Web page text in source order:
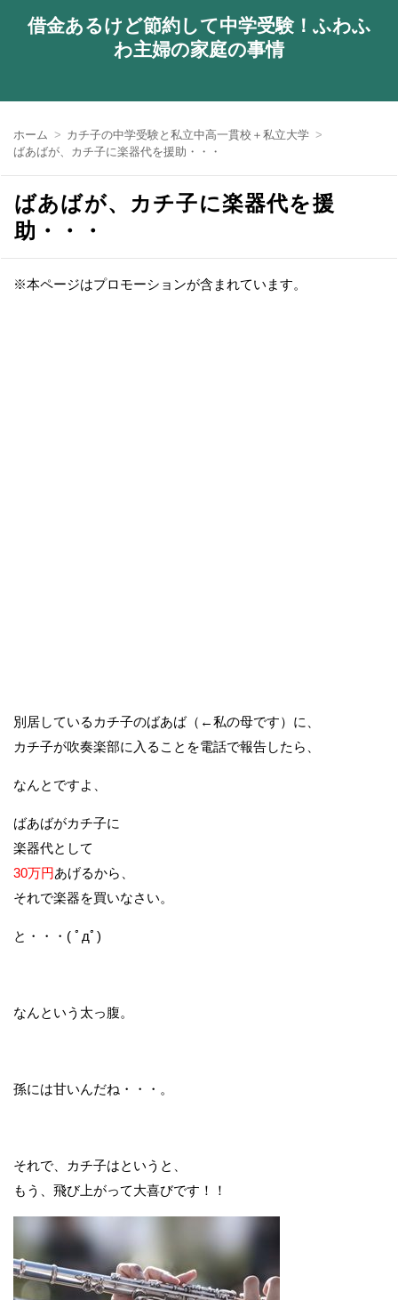
借金あるけど節約して中学受験！ふわふ
わ主婦の家庭の事情
ホーム
カチ子の中学受験と私立中高一貫校＋私立大学
ばあばが、カチ子に楽器代を援助・・・
ばあばが、カチ子に楽器代を援
助・・・
※本ページはプロモーションが含まれています。
別居しているカチ子のばあば（←私の母です）に、
カチ子が吹奏楽部に入ることを電話で報告したら、
なんとですよ、
ばあばがカチ子に
楽器代として
30万円あげるから、
それで楽器を買いなさい。
と・・・( ﾟдﾟ)
なんという太っ腹。
孫には甘いんだね・・・。
それで、カチ子はというと、
もう、飛び上がって大喜びです！！